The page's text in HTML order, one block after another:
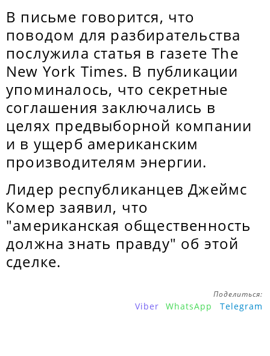
В письме говорится, что
поводом для разбирательства
послужила статья в газете The
New York Times. В публикации
упоминалось, что секретные
соглашения заключались в
целях предвыборной компании
и в ущерб американским
производителям энергии.
Лидер республиканцев Джеймс
Комер заявил, что
"американская общественность
должна знать правду" об этой
сделке.
Поделиться:
Viber WhatsApp Telegram